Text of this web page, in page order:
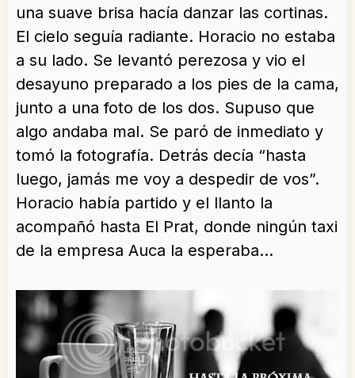
una suave brisa hacía danzar las cortinas.
El cielo seguía radiante. Horacio no estaba
a su lado. Se levantó perezosa y vio el
desayuno preparado a los pies de la cama,
junto a una foto de los dos. Supuso que
algo andaba mal. Se paró de inmediato y
tomó la fotografía. Detrás decía “hasta
luego, jamás me voy a despedir de vos”.
Horacio había partido y el llanto la
acompañó hasta El Prat, donde ningún taxi
de la empresa Auca la esperaba…